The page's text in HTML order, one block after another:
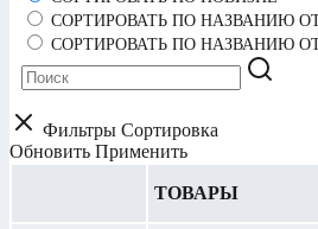
СОРТИРОВАТЬ ПО НАЗВАНИЮ
СОРТИРОВАТЬ ПО НАЗВАНИЮ
Фильтры Сортировка
Обновить Применить
ТОВАРЫ